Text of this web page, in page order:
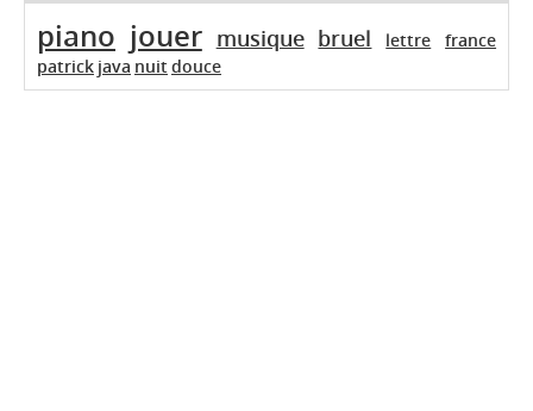
piano jouer musique bruel lettre
france
patrick java nuitdouce